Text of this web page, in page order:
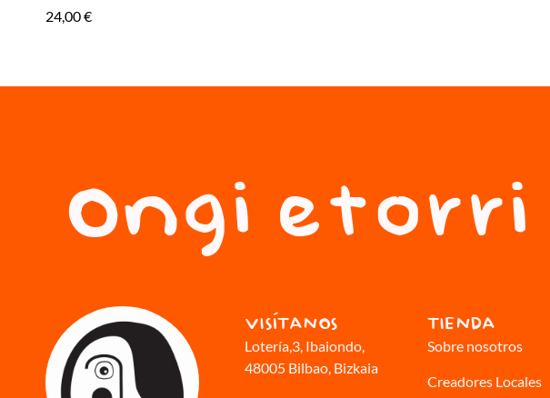
24,00€
Ongi
VISÍTANOS
Lotería,3, Ibaiondo,
48005 Bilbao, Bizkaia
TIENDA
Sobre nosotros
Creadores Locales